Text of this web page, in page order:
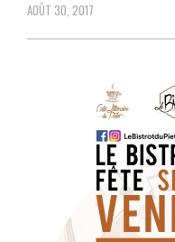
AOÛT 30, 2017